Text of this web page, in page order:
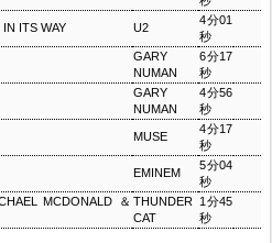
ITS WAY U2
4分01
秒
GARY
NUMAN
6分17
秒
GARY
NUMAN
4分56
秒
MUSE
4分17
秒
EMINEM
5分04
秒
MCDONALD ＆ THUNDER
CAT
1分45
秒